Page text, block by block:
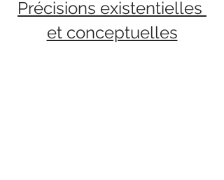
Précisions existentielles
et conceptuelles